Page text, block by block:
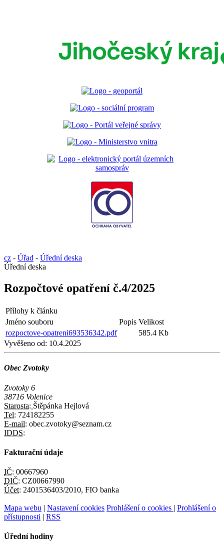
cz - Úřad - Úřední deska
Úřední deska
Rozpočtové opatření č.4/2025
Přílohy k článku
Jméno souboru
Popis Velikost
rozpoctove-opatreni693536342.pdf
585.4 Kb
Vyvěšeno od: 10.4.2025
Obec Zvotoky
Zvotoky 6
38716 Volenice
Starosta: Štěpánka Hejlová
Tel: 724182255
E-mail: obec.zvotoky@seznam.cz
IDDS:
Fakturační údaje
IČ: 00667960
DIČ: CZ00667990
Účet: 2401536403/2010, FIO banka
Mapa webu | Nastavení cookies Prohlášení o cookies | Prohlášení o
přístupnosti | RSS
Úřední hodiny